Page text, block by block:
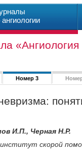
ангиологии
«Ангиология
Номер 3
И.П., Черная Н.Р.
скорой